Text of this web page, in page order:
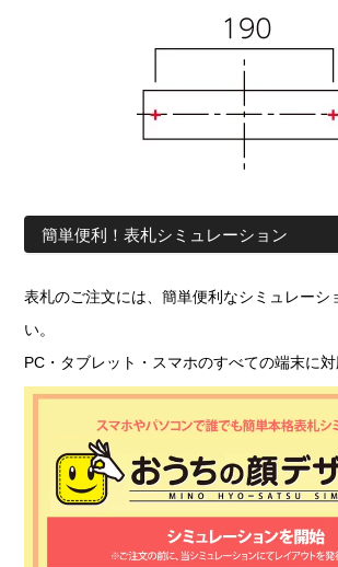
簡単便利！表札シミュレーション
表札のご注文には、簡単便利なシミュレーシ
い。
PC・タブレット・スマホのすべての端末に対